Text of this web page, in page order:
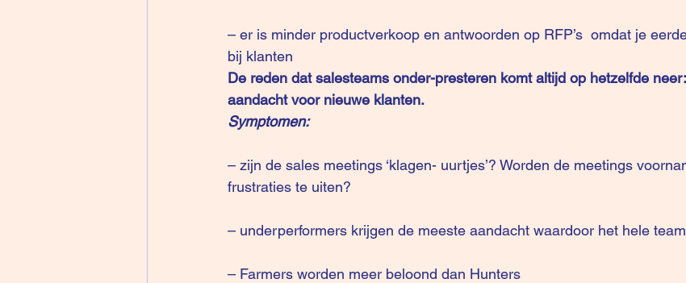
– er is minder productverkoop en antwoorden op RFP’s  omdat je
bij klanten
De reden dat salesteams onder-presteren komt altijd op hetzelfde
aandacht voor nieuwe klanten.
Symptomen:
– zijn de sales meetings ‘klagen- uurtjes’? Worden de meetings
frustraties te uiten?
– underperformers krijgen de meeste aandacht waardoor het hele team
– Farmers worden meer beloond dan Hunters